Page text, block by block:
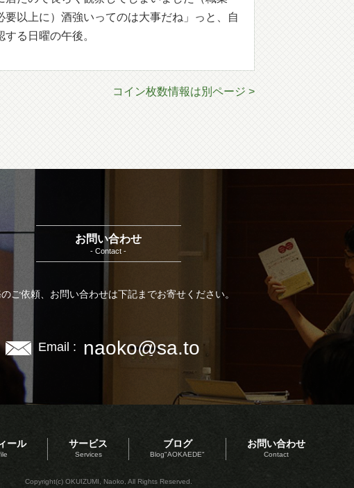
以上に）酒強いってのは大事だね」っと、自
る日曜の午後。
コイン枚数情報は別ページ >
お問い合わせ
- Contact -
ご依頼、お問い合わせは下記までお寄せください。
Email : naoko@sa.to
ール サービス
Services
ブログ
Blog"AOKAEDE"
お問い合わせ
Contact
Copyright(c) OKUIZUMI, Naoko, All Rights Reserved.